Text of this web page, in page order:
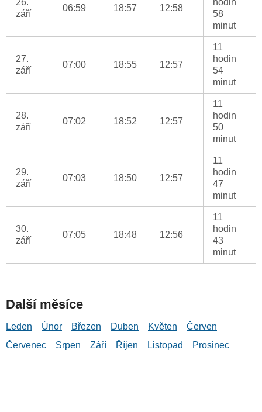
26.
září
06:59 18:57 12:58
hodin
58
minut
27.
září
07:00 18:55 12:57
11
hodin
54
minut
28.
září
07:02 18:52 12:57
11
hodin
50
minut
29.
září
07:03 18:50 12:57
11
hodin
47
minut
30.
září
07:05 18:48 12:56
11
hodin
43
minut
Další měsíce
Leden Únor Březen Duben Květen
Červen
Červenec
Srpen Září Říjen Listopad Prosinec